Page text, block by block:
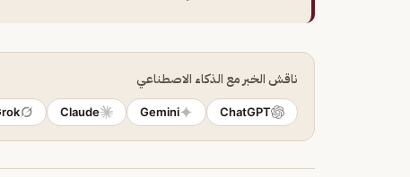
ناقش الخبر مع الذكاء الاصطناعي
ChatGPT
Gemini
Claude